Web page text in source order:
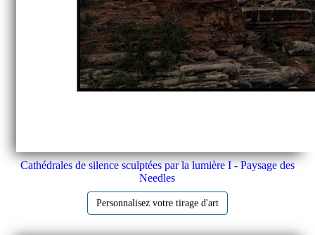
Cathédrales de silence sculptées par la lumière I - Paysage des
Needles
Personnalisez votre tirage d'art